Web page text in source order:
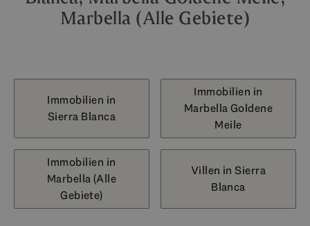
Marbella (Alle Gebiete)
Immobilien in
Sierra Blanca
Immobilien in
Marbella Goldene
Meile
Immobilien in
Marbella (Alle
Gebiete)
Villen in Sierra
Blanca